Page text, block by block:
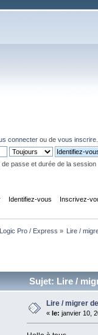
connecter ou devous inscrire
passe et durée de la session
Identifiez-vous Inscrivez-
Logic Pro / Express » Lire /
Sujet: Lire /
Lire / migrer
« le: janvier 10,